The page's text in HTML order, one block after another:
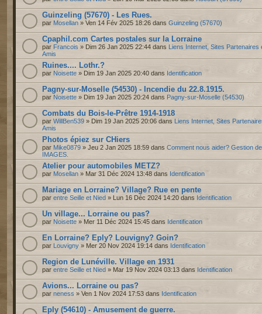
Guinzeling (57670) - Les Rues.
par Mosellan » Ven 14 Fév 2025 18:26 dans Guinzeling (57670)
Cpaphil.com Cartes postales sur la Lorraine
par Francois » Dim 26 Jan 2025 22:44 dans Liens Internet, Sites Partenaires
Amis
Ruines.... Lothr.?
par Noisette » Dim 19 Jan 2025 20:40 dans Identification
Pagny-sur-Moselle (54530) - Incendie du 22.8.1915.
par Noisette » Dim 19 Jan 2025 20:24 dans Pagny-sur-Moselle (54530)
Combats du Bois-le-Prêtre 1914-1918
par WillBen539 » Dim 19 Jan 2025 20:06 dans Liens Internet, Sites
Amis
Photos épiez sur CHiers
par Mike0879 » Jeu 2 Jan 2025 18:59 dans Comment nous aider? Gestion
IMAGES.
Atelier pour automobiles METZ?
par Mosellan » Mar 31 Déc 2024 13:48 dans Identification
Mariage en Lorraine? Village? Rue en pente
par entre Seille et Nied » Lun 16 Déc 2024 14:20 dans Identification
Un village... Lorraine ou pas?
par Noisette » Mer 11 Déc 2024 15:45 dans Identification
En Lorraine? Eply? Louvigny? Goin?
par Louvigny » Mer 20 Nov 2024 19:14 dans Identification
Region de Lunéville. Village en 1931
par entre Seille et Nied » Mar 19 Nov 2024 03:13 dans Identification
Avions... Lorraine ou pas?
par neness » Ven 1 Nov 2024 17:53 dans Identification
Eply (54610) - Amusement de guerre.